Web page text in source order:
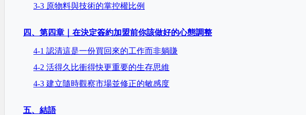
3-3 原物料與技術的掌控權比例
四、第四章｜在決定簽約加盟前你該做好的心態調整
4-1 認清這是一份買回來的工作而非躺賺
4-2 活得久比衝得快更重要的生存思維
4-3 建立隨時觀察市場並修正的敏感度
五、結語